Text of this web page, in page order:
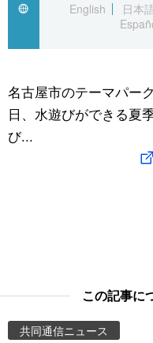
国際
文化
アーカイブ
Japan Data
動画/Live
People
スポーツ・東京2020
English
日本
名古屋市のテーマパー
日、水遊びができる夏
び...
この記事に
共同通信ニュース